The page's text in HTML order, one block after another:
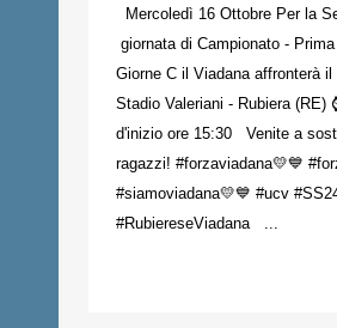
Mercoledì 16 Ottobre Per la
giornata di Campionato -
Giorne C il Viadana
Stadio Valeriani - Rubiera (RE)
d'inizio ore 15:30 Venite a
ragazzi! #forzaviadana💛💙
#siamoviadana💛💙 #ucv
#RubiereseViadana ...